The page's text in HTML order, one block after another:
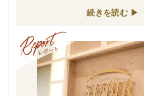
続きを読む